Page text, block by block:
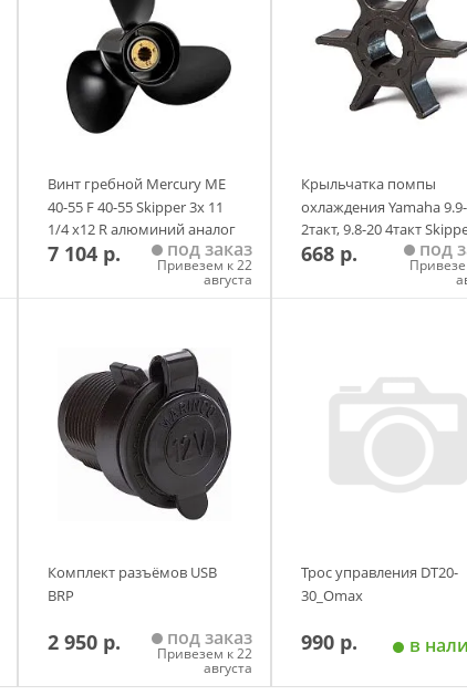
Винт гребной Mercury ME
40-55 F 40-55 Skipper 3х 11
1/4 х12 R алюминий аналог
7 104 р. под заказ
Привезем к 22
августа
Крыльчатка помпы
охлаждения Yamaha
2такт, 9.8-20 4такт
668 р. под
Комплект разъёмов USB
BRP
2 950 р. под заказ
Привезем к 22
августа
Трос управления DT20-
30_Omax
990 р. в